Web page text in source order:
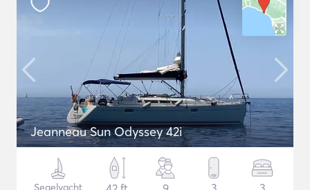
Jeanneau Sun Odyssey 42i
Segelyacht